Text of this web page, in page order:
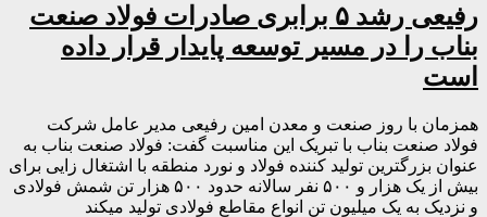
رفیعی رشد ۵ برابری صادرات فولاد صنعت
بناب را در مسیر توسعه پایدار قرار داده
است
همزمان با روز صنعت و معدن امین رفیعی مدیر عامل شرکت
فولاد صنعت بناب با تبریک این مناسبت گفت: فولاد صنعت بناب به
عنوان بزرگترین تولید کننده فولاد و نورد منطقه با اشتغال زایی برای
بیش از یک هزار و ۵۰۰ نفر سالانه حدود ۵۰۰ هزار تن شمش فولادی
و نزدیک به یک میلیون تن انواع مقاطع فولادی تولید میکند